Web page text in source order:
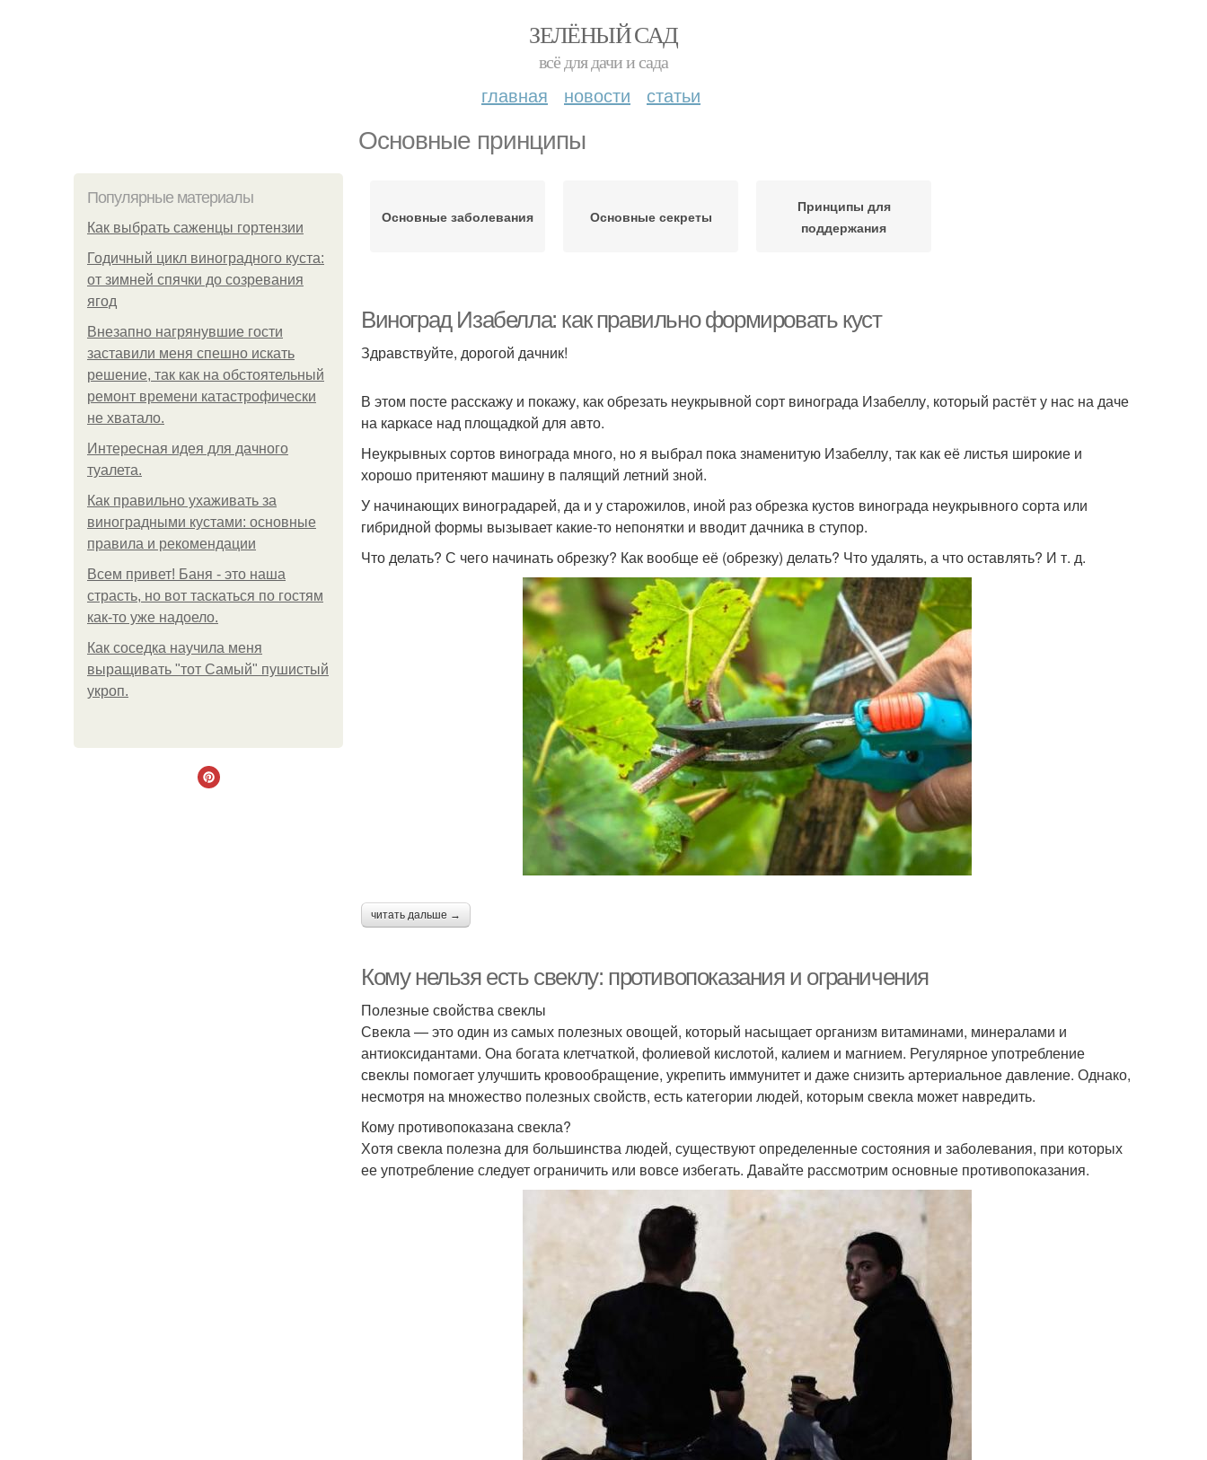
ЗЕЛЁНЫЙ САД
всё для дачи и сада
главная новости статьи
Основные принципы
Популярные материалы
Как выбрать саженцы гортензии
Годичный цикл виноградного куста:
от зимней спячки до созревания
ягод
Внезапно нагрянувшие гости
заставили меня спешно искать
решение, так как на обстоятельный
ремонт времени катастрофически
не хватало.
Интересная идея для дачного
туалета.
Как правильно ухаживать за
виноградными кустами: основные
правила и рекомендации
Всем привет! Баня - это наша
страсть, но вот таскаться по гостям
как-то уже надоело.
Как соседка научила меня
выращивать "тот Самый" пушистый
укроп.
Основные заболевания Основные секреты
Принципы для
поддержания
Виноград Изабелла: как правильно формировать куст
Здравствуйте, дорогой дачник!
В этом посте расскажу и покажу, как обрезать неукрывной сорт винограда Изабеллу, который растёт у нас на даче
на каркасе над площадкой для авто.
Неукрывных сортов винограда много, но я выбрал пока знаменитую Изабеллу, так как её листья широкие и
хорошо притеняют машину в палящий летний зной.
У начинающих виноградарей, да и у старожилов, иной раз обрезка кустов винограда неукрывного сорта или
гибридной формы вызывает какие-то непонятки и вводит дачника в ступор.
Что делать? С чего начинать обрезку? Как вообще её (обрезку) делать? Что удалять, а что оставлять? И т. д.
читать дальше →
Кому нельзя есть свеклу: противопоказания и ограничения
Полезные свойства свеклы
Свекла — это один из самых полезных овощей, который насыщает организм витаминами, минералами и
антиоксидантами. Она богата клетчаткой, фолиевой кислотой, калием и магнием. Регулярное употребление
свеклы помогает улучшить кровообращение, укрепить иммунитет и даже снизить артериальное давление. Однако,
несмотря на множество полезных свойств, есть категории людей, которым свекла может навредить.
Кому противопоказана свекла?
Хотя свекла полезна для большинства людей, существуют определенные состояния и заболевания, при которых
ее употребление следует ограничить или вовсе избегать. Давайте рассмотрим основные противопоказания.